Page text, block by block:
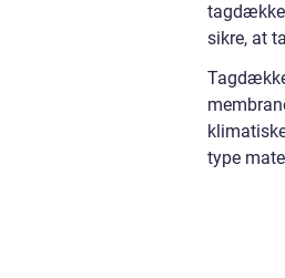
sikre, at
type